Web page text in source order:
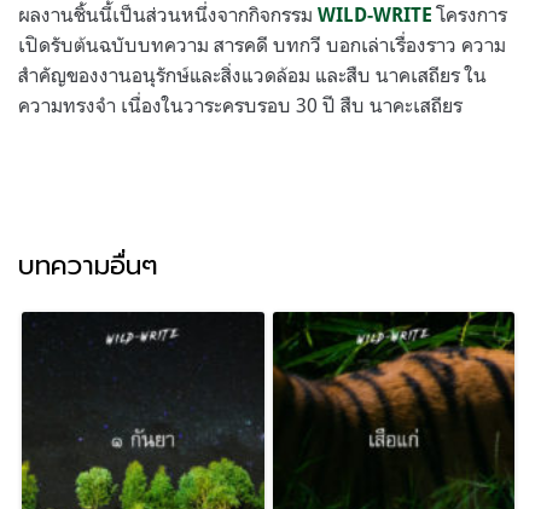
ผลงานชิ้นนี้เป็นส่วนหนึ่งจากกิจกรรม WILD-WRITE โครงการ
เปิดรับต้นฉบับบทความ สารคดี บทกวี บอกเล่าเรื่องราว ความ
สำคัญของงานอนุรักษ์และสิ่งแวดล้อม และสืบ นาคเสถียร ใน
ความทรงจำ เนื่องในวาระครบรอบ 30 ปี สืบ นาคะเสถียร
บทความอื่นๆ